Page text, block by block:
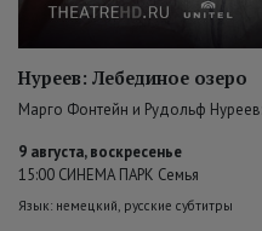
Нуреев: Лебединое озеро
Марго Фонтейн и Рудольф
9 августа, воскресенье
15:00 СИНЕМА ПАРК Семья
Язык: немецкий, русские субтитры